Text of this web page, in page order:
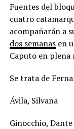
Fuentes del
cuatro
acompañarán a
dos semanasen
Caputo en plena
Se trata de
Ávila, Silvana
Ginocchio, Dante